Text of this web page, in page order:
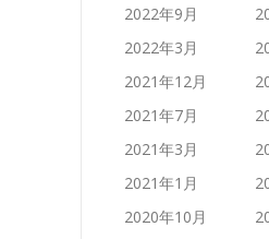
2022年9月
2022年3月
2021年12月
2021年7月
2021年3月
2021年1月
2020年10月